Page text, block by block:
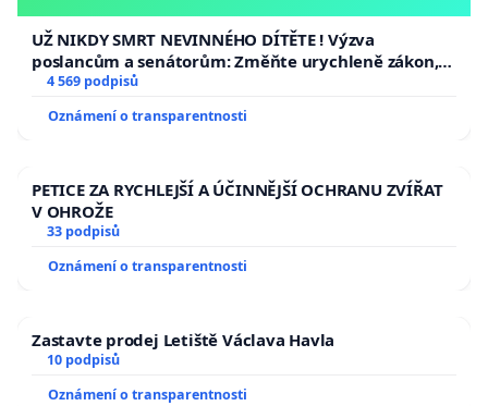
UŽ NIKDY SMRT NEVINNÉHO DÍTĚTE ! Výzva
poslancům a senátorům: Změňte urychleně zákon,
aby se tragédie malé Viktorky už nemohla opakovat!
4 569 podpisů
Oznámení o transparentnosti
PETICE ZA RYCHLEJŠÍ A ÚČINNĚJŠÍ OCHRANU ZVÍŘAT
V OHROŽE
33 podpisů
Oznámení o transparentnosti
Zastavte prodej Letiště Václava Havla
10 podpisů
Oznámení o transparentnosti